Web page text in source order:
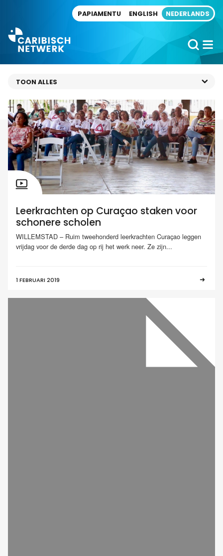
PAPIAMENTU ENGLISH NEDERLANDS
Leerkrachten op Curaçao staken voor
schonere scholen
WILLEMSTAD – Ruim tweehonderd leerkrachten Curaçao leggen
vrijdag voor de derde dag op rij het werk neer. Ze zijn...
1 FEBRUARI 2019